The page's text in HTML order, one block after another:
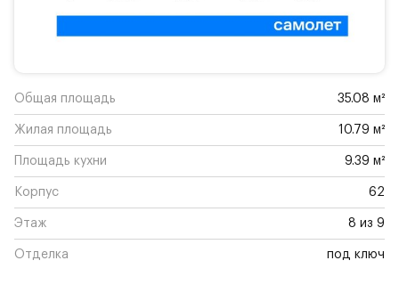
Общая площадь 35.08 м²
Жилая площадь 10.79 м²
Площадь кухни 9.39 м²
Корпус 62
Этаж 8 из 9
Отделка под ключ